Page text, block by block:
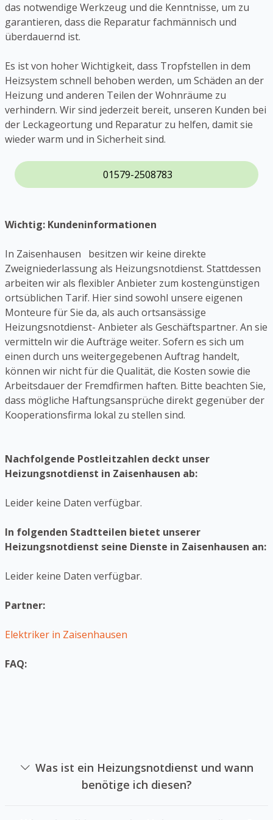
das notwendige Werkzeug und die Kenntnisse, um zu
garantieren, dass die Reparatur fachmännisch und
überdauernd ist.
Es ist von hoher Wichtigkeit, dass Tropfstellen in dem
Heizsystem schnell behoben werden, um Schäden an der
Heizung und anderen Teilen der Wohnräume zu
verhindern. Wir sind jederzeit bereit, unseren Kunden bei
der Leckageortung und Reparatur zu helfen, damit sie
wieder warm und in Sicherheit sind.
01579-2508783
Wichtig: Kundeninformationen
In Zaisenhausen besitzen wir keine direkte
Zweigniederlassung als Heizungsnotdienst. Stattdessen
arbeiten wir als flexibler Anbieter zum kostengünstigen
ortsüblichen Tarif. Hier sind sowohl unsere eigenen
Monteure für Sie da, als auch ortsansässige
Heizungsnotdienst- Anbieter als Geschäftspartner. An sie
vermitteln wir die Aufträge weiter. Sofern es sich um
einen durch uns weitergegebenen Auftrag handelt,
können wir nicht für die Qualität, die Kosten sowie die
Arbeitsdauer der Fremdfirmen haften. Bitte beachten Sie,
dass mögliche Haftungsansprüche direkt gegenüber der
Kooperationsfirma lokal zu stellen sind.
Nachfolgende Postleitzahlen deckt unser
Heizungsnotdienst in Zaisenhausen ab:
Leider keine Daten verfügbar.
In folgenden Stadtteilen bietet unserer
Heizungsnotdienst seine Dienste in Zaisenhausen an:
Leider keine Daten verfügbar.
Partner:
Elektriker in Zaisenhausen
FAQ:
Was ist ein Heizungsnotdienst und wann
benötige ich diesen?